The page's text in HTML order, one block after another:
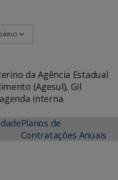
da Agência Estadual
(Agesul), Gil
interna.
Planos de
Contratações Anuais